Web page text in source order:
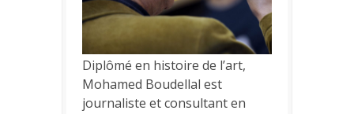
Diplômé en histoire de l’art,
Mohamed Boudellal est
journaliste et consultant en